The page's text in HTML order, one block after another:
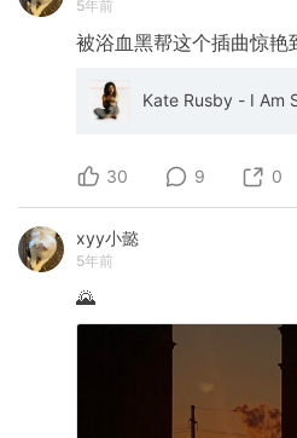
5年前
被浴血黑帮这个插曲惊艳
Kate Rusby - I Am
30 9 0
xyy小懿
5年前
🌄